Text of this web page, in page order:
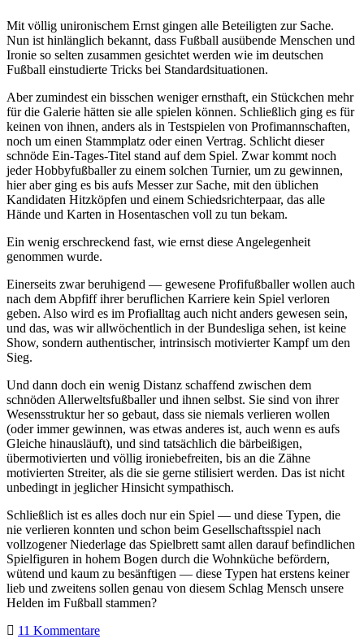
Mit völlig unironischem Ernst gingen alle Beteiligten zur Sache.
Nun ist hinlänglich bekannt, dass Fußball ausübende Menschen und
Ironie so selten zusammen gesichtet werden wie im deutschen
Fußball einstudierte Tricks bei Standardsituationen.
Aber zumindest ein bisschen weniger ernsthaft, ein Stückchen mehr
für die Galerie hätten sie alle spielen können. Schließlich ging es für
keinen von ihnen, anders als in Testspielen von Profimannschaften,
noch um einen Stammplatz oder einen Vertrag. Schlicht dieser
schnöde Ein-Tages-Titel stand auf dem Spiel. Zwar kommt noch
jeder Hobbyfußballer zu einem solchen Turnier, um zu gewinnen,
hier aber ging es bis aufs Messer zur Sache, mit den üblichen
Kandidaten Hitzköpfen und einem Schiedsrichterpaar, das alle
Hände und Karten in Hosentaschen voll zu tun bekam.
Ein wenig erschreckend fast, wie ernst diese Angelegenheit
genommen wurde.
Einerseits zwar beruhigend — gewesene Profifußballer wollen auch
nach dem Abpfiff ihrer beruflichen Karriere kein Spiel verloren
geben. Also wird es im Profialltag auch nicht anders gewesen sein,
und das, was wir allwöchentlich in der Bundesliga sehen, ist keine
Show, sondern authentischer, intrinsisch motivierter Kampf um den
Sieg.
Und dann doch ein wenig Distanz schaffend zwischen dem
schnöden Allerweltsfußballer und ihnen selbst. Sie sind von ihrer
Wesensstruktur her so gebaut, dass sie niemals verlieren wollen
(oder immer gewinnen, was etwas anderes ist, auch wenn es aufs
Gleiche hinausläuft), und sind tatsächlich die bärbeißigen,
übermotivierten und völlig ironiebefreiten, bis an die Zähne
motivierten Streiter, als die sie gerne stilisiert werden. Das ist nicht
unbedingt in jeglicher Hinsicht sympathisch.
Schließlich ist es alles doch nur ein Spiel — und diese Typen, die
nie verlieren konnten und schon beim Gesellschaftsspiel nach
vollzogener Niederlage das Spielbrett samt allen darauf befindlichen
Spielfiguren in hohem Bogen durch die Wohnküche befördern,
wütend und kaum zu besänftigen — diese Typen hat erstens keiner
lieb und zweitens sollen genau von diesem Schlag Mensch unsere
Helden im Fußball stammen?
11 Kommentare